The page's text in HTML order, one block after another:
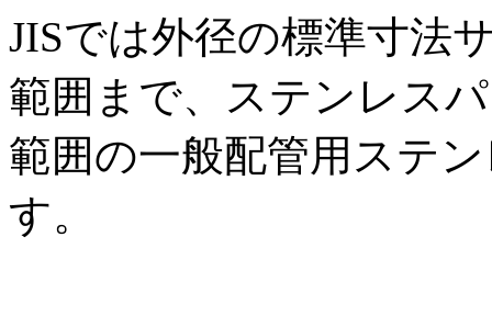
JISでは外径の標準寸法
範囲まで、ステンレス
範囲の一般配管用ステ
す。